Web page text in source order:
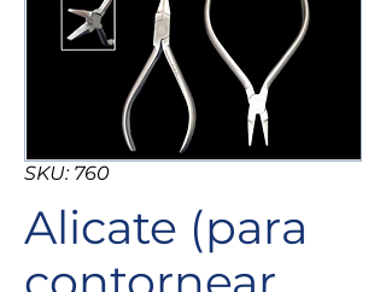
SKU: 760
Alicate (para